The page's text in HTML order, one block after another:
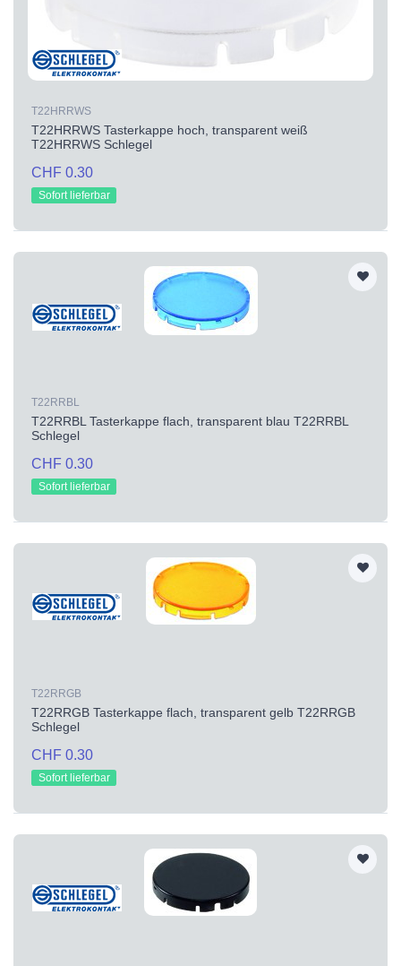
T22HRRWS
T22HRRWS Tasterkappe hoch, transparent weiß
T22HRRWS Schlegel
CHF 0.30
Sofort lieferbar
T22RRBL
T22RRBL Tasterkappe flach, transparent blau T22RRBL
Schlegel
CHF 0.30
Sofort lieferbar
T22RRGB
T22RRGB Tasterkappe flach, transparent gelb T22RRGB
Schlegel
CHF 0.30
Sofort lieferbar